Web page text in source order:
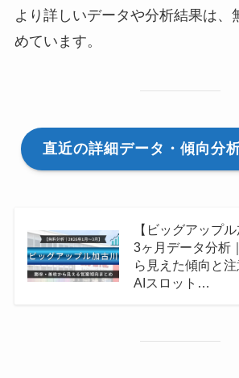
より詳しいデータや分析結果は、
めています。
直近の詳細データ・傾向分
【ビッグアップ
3ヶ月データ分析
ら見えた傾向と注
AIスロット…